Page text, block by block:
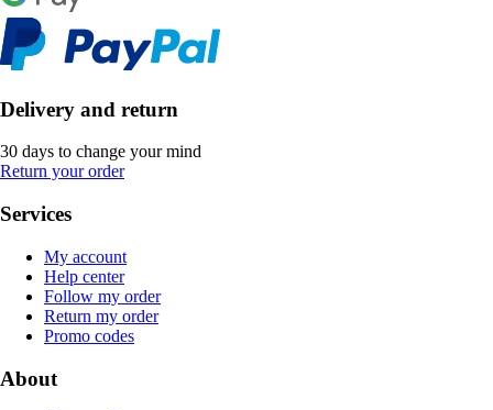
Delivery and return
30 days to change your mind
Return your order
Services
My account
Help center
Follow my order
Return my order
Promo codes
About